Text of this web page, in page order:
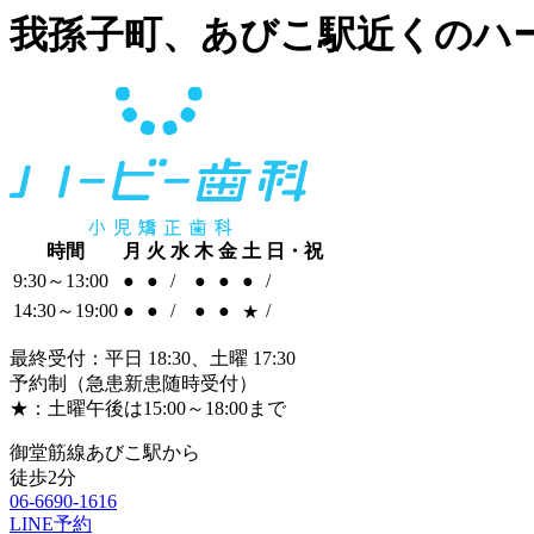
我孫子町、あびこ駅近くのハ
時間 月 火 水 木 金 土 日・祝
9:30～13:00
● ● / ● ● ●
/
14:30～19:00 ● ● / ● ● ★ /
最終受付：平日 18:30、土曜 17:30
予約制（急患新患随時受付）
★：土曜午後は15:00～18:00まで
御堂筋線あびこ駅から
徒歩2分
06-6690-1616
LINE予約